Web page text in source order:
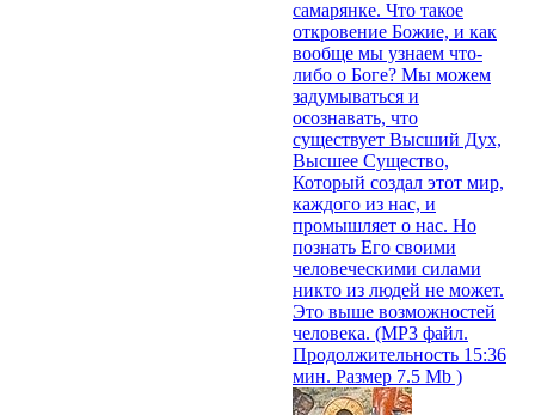
самарянке. Что такое
откровение Божие, и как
вообще мы узнаем что-
либо о Боге? Мы можем
задумываться и
осознавать, что
существует Высший Дух,
Высшее Существо,
Который создал этот мир,
каждого из нас, и
промышляет о нас. Но
познать Его своими
человеческими силами
никто из людей не может.
Это выше возможностей
человека. (MP3 файл.
Продолжительность 15:36
мин. Размер 7.5 Mb )